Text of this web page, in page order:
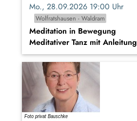
Mo., 28.09.2026 19:00 Uhr
Wolfratshausen - Waldram
Meditation in Bewegung
Meditativer Tanz mit Anleitung